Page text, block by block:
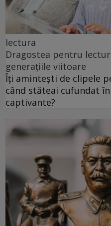
lectura
Dragostea pentru
generațiile viitoare
Îți amintești de clipele
când stăteai cufundat
captivante?